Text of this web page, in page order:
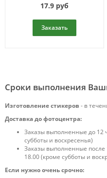
17.9 руб
Заказать
Сроки выполнения
Изготовление стикеров - в
Доставка до фотоцентра:
Заказы выполненные до 12
субботы и воскресенья)
Заказы выполненные
18.00 (кроме субботы и
Если нужно очень срочно: